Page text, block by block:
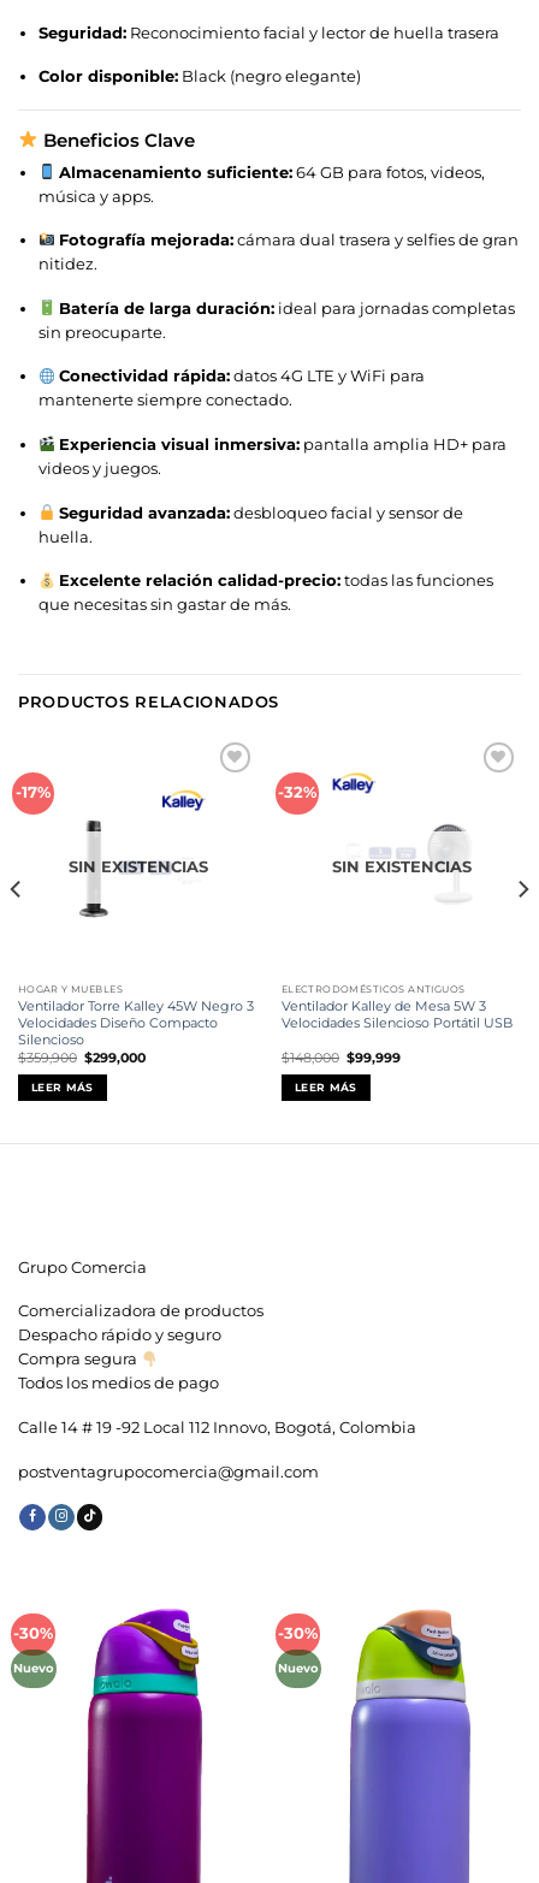
Seguridad:Reconocimiento facial y lector de huella trasera
Color disponible:Black (negro elegante)
Beneficios Clave
Almacenamiento suficiente: 64 GB para fotos, videos,
música y apps.
Fotografía mejorada: cámara dual trasera y selfies de gran
nitidez.
Batería de larga duración: ideal para jornadas completas
sin preocuparte.
Conectividad rápida: datos 4G LTE y WiFi para
mantenerte siempre conectado.
Experiencia visual inmersiva: pantalla amplia HD+ para
videos y juegos.
Seguridad avanzada: desbloqueo facial y sensor de
huella.
Excelente relación calidad-precio: todas las funciones
que necesitas sin gastar de más.
PRODUCTOS RELACIONADOS
-17%
SIN EXISTENCIAS
HOGAR Y MUEBLES
Ventilador Torre Kalley 45W Negro 3
Velocidades Diseño Compacto
Silencioso
$359,900 El
precio
original
era:
$359,900.
$299,000El
LEER MÁS
-32%
SIN EXISTENCIAS
ELECTRODOMÉSTICOS ANTIGUOS
Ventilador Kalley de Mesa 5W 3
Velocidades Silencioso Portátil USB
$148,000 El
precio
original
era:
$148,000.
$99,999El
LEER MÁS
Grupo Comercia
Comercializadora de productos
Despacho rápido y seguro
Compra segura
Todos los medios de pago
Calle 14 # 19 -92 Local 112 Innovo, Bogotá, Colombia
postventagrupocomercia@gmail.com
-30%
Nuevo
Añadir
lista de
deseos
-30%
Nuevo
Añadir
lista de
deseos